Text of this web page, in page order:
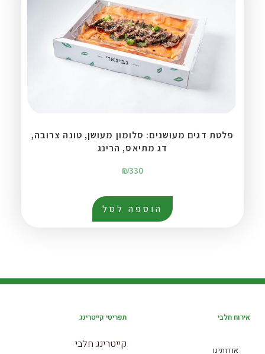
פלטת דגים מעושנים: סלומון מעושן, טונה צרובה,
דג מתיאס, הרינג
₪330
הוספה לסל
אירוח חלבי
אודותינו
תפריטי קייטרינג
קייטרינג חלבי